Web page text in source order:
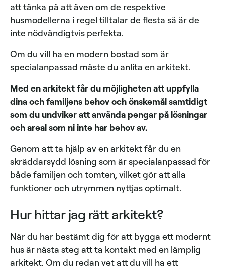
att tänka på att även om de respektive
husmodellerna i regel tilltalar de flesta så är de
inte nödvändigtvis perfekta.
Om du vill ha en modern bostad som är
specialanpassad måste du anlita en arkitekt.
Med en arkitekt får du möjligheten att uppfylla
dina och familjens behov och önskemål samtidigt
som du undviker att använda pengar på lösningar
och areal som ni inte har behov av.
Genom att ta hjälp av en arkitekt får du en
skräddarsydd lösning som är specialanpassad för
både familjen och tomten, vilket gör att alla
funktioner och utrymmen nyttjas optimalt.
Hur hittar jag rätt arkitekt?
När du har bestämt dig för att bygga ett modernt
hus är nästa steg att ta kontakt med en lämplig
arkitekt. Om du redan vet att du vill ha ett